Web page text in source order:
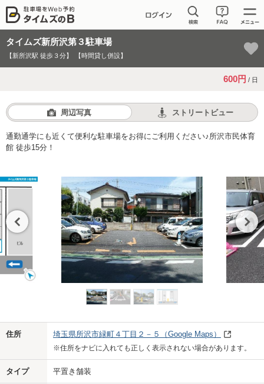
タイムズ新所沢第３駐車場
【新所沢駅 徒歩３分】 【時間貸し併設】
600円 / 日
周辺写真 ストリートビュー
通勤通学にも近くて便利な駐車場をお得にご利用ください♪所沢市民体育
館 徒歩15分！
Previo
住所 埼玉県所沢市緑町４丁目２－５ （Google Maps）
※住所をナビに入れても正しく表示されない場合があります。
タイプ 平置き舗装